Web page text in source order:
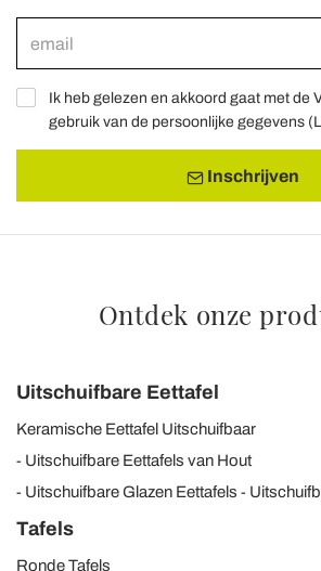
Ik heb gelezen en akkoord gaat met de
gebruik van de persoonlijke gegevens (
Inschrijven
Ontdek onze
Uitschuifbare Eettafel
Keramische Eettafel Uitschuifbaar
Uitschuifbare Eettafels van Hout
Uitschuifbare Glazen Eettafels
Tafels
Ronde Tafels